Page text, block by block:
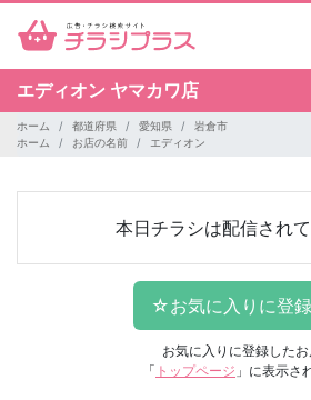
エディオン ヤマカワ店
ホーム 都道府県 愛知県
岩倉市
ホーム
お店の名前 エディオン
本日チラシは配信され
お気に入りに登録したお
「 トップページ 」に表示さ